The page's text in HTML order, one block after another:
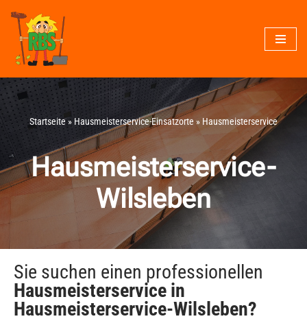
Zum
Inhalt
springen
Startseite»Hausmeisterservice-Einsatzorte » Hausmeisterservice
Hausmeisterservice-
Wilsleben
Sie suchen einen professionellen
Hausmeisterservice in
Hausmeisterservice-Wilsleben?